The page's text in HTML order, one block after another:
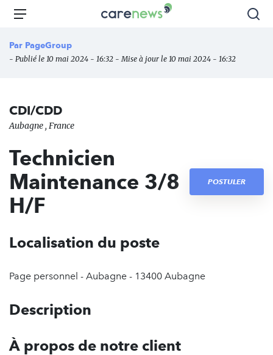
Aller
principal
Carenews,
des
Menu
Par PageGroup
- Publié le 10 mai 2024 - 16:32 - Mise à jour le 10 mai 2024 - 16:32
CDI/CDD
Aubagne , France
Technicien
Maintenance 3/8
H/F
POSTULER
Localisation du poste
Page personnel - Aubagne - 13400 Aubagne
Description
À propos de notre client